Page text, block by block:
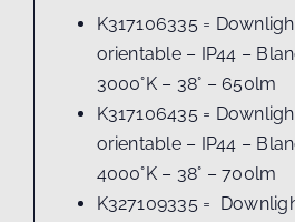
K317106335 =
orientable – IP44 –
3000°K – 38° – 650lm
K317106435 =
orientable – IP44 –
4000°K – 38° – 700lm
K327109335 =